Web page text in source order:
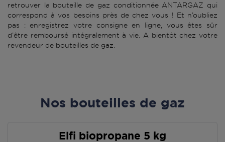
retrouver la bouteille de gaz conditionnée ANTARGAZ qui
correspond à vos besoins près de chez vous ! Et n’oubliez
pas : enregistrez votre consigne en ligne, vous êtes sûr
d’être remboursé intégralement à vie. A bientôt chez votre
revendeur de bouteilles de gaz.
Nos bouteilles de gaz
Elfi biopropane 5 kg